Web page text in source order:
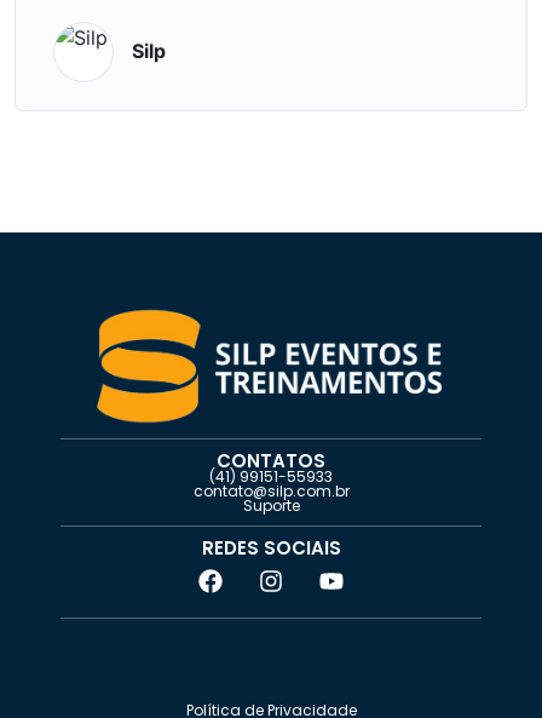
Silp
CONTATOS
(41) 99151-55933
contato@silp.com.br
Suporte
REDES SOCIAIS
Política de Privacidade